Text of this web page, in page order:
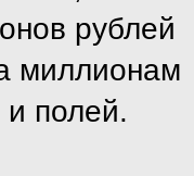
рублей
миллионам
и полей.